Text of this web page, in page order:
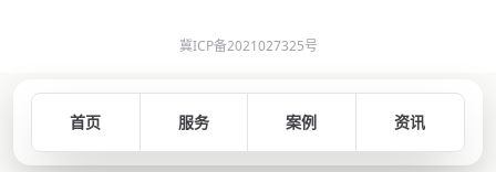
冀ICP备2021027325号
首页 服务 案例 资讯